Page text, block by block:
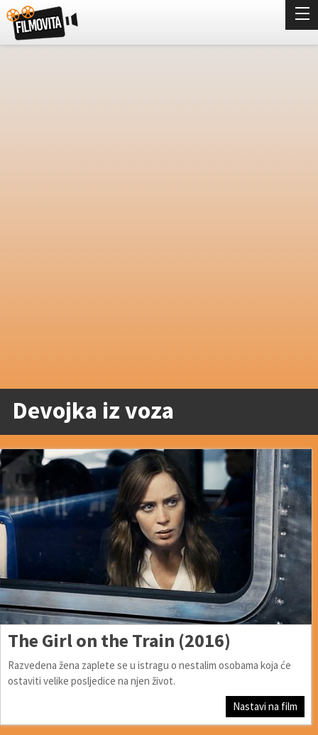
Devojka iz voza
The Girl on the Train (2016)
Razvedena žena zaplete se u istragu o nestalim osobama koja će
ostaviti velike posljedice na njen život.
Nastavi na film